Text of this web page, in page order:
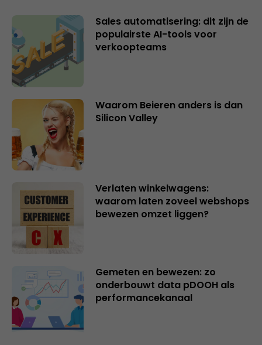
Sales automatisering: dit zijn de
populairste AI-tools voor
verkoopteams
Waarom Beieren anders is dan
Silicon Valley
Verlaten winkelwagens:
waarom laten zoveel webshops
bewezen omzet liggen?
Gemeten en bewezen: zo
onderbouwt data pDOOH als
performancekanaal